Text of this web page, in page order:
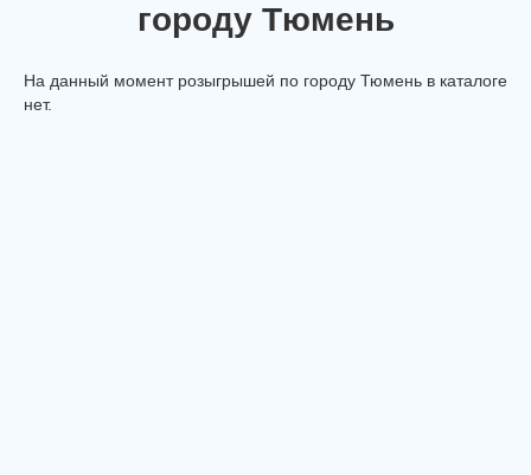
городу Тюмень
На данный момент розыгрышей по городу Тюмень в каталоге
нет.